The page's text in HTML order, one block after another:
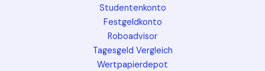
Studentenkonto
Festgeldkonto
Roboadvisor
Tagesgeld Vergleich
Wertpapierdepot